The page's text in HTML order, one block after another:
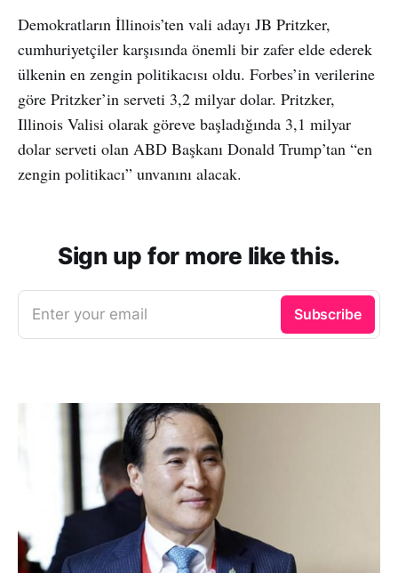
Demokratların İllinois’ten vali adayı JB Pritzker,
cumhuriyetçiler karşısında önemli bir zafer elde ederek
ülkenin en zengin politikacısı oldu. Forbes’in verilerine
göre Pritzker’in serveti 3,2 milyar dolar. Pritzker,
Illinois Valisi olarak göreve başladığında 3,1 milyar
dolar serveti olan ABD Başkanı Donald Trump’tan “en
zengin politikacı” unvanını alacak.
Sign up for more like this.
Enter your email Subscribe